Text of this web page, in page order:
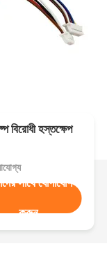
বিরোধী হস্তক্ষেপ
সাথে যোগাযোগ
করুন